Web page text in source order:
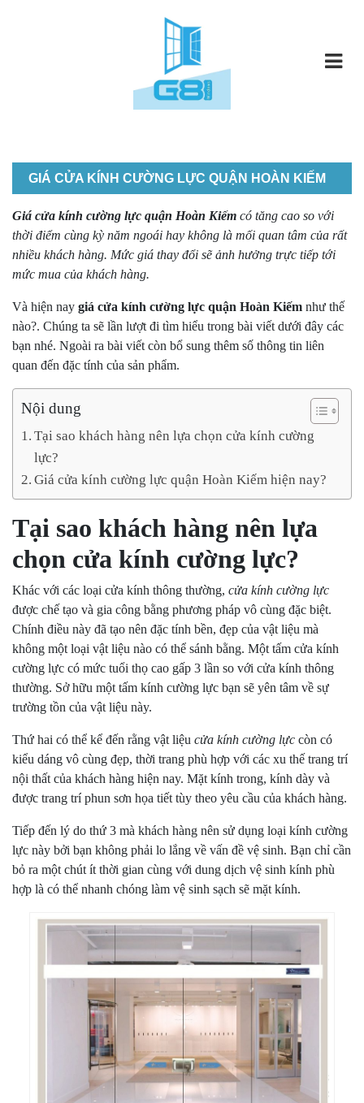
GIÁ CỬA KÍNH CƯỜNG LỰC QUẬN HOÀN KIẾM
Giá cửa kính cường lực quận Hoàn Kiếm có tăng cao so với
thời điểm cùng kỳ năm ngoái hay không là mối quan tâm của rất
nhiều khách hàng. Mức giá thay đổi sẽ ảnh hưởng trực tiếp tới
mức mua của khách hàng.
Và hiện nay giá cửa kính cường lực quận Hoàn Kiếm như thế
nào?. Chúng ta sẽ lần lượt đi tìm hiểu trong bài viết dưới đây các
bạn nhé. Ngoài ra bài viết còn bổ sung thêm số thông tin liên
quan đến đặc tính của sản phẩm.
Nội dung
Tại sao khách hàng nên lựa chọn cửa kính cường
lực?
Giá cửa kính cường lực quận Hoàn Kiếm hiện nay?
Tại sao khách hàng nên lựa
chọn cửa kính cường lực?
Khác với các loại cửa kính thông thường, cửa kính cường lực
được chế tạo và gia công bằng phương pháp vô cùng đặc biệt.
Chính điều này đã tạo nên đặc tính bền, đẹp của vật liệu mà
không một loại vật liệu nào có thể sánh bằng. Một tấm cửa kính
cường lực có mức tuổi thọ cao gấp 3 lần so với cửa kính thông
thường. Sở hữu một tấm kính cường lực bạn sẽ yên tâm về sự
trường tồn của vật liệu này.
Thứ hai có thể kể đến rằng vật liệu cửa kính cường lực còn có
kiểu dáng vô cùng đẹp, thời trang phù hợp với các xu thế trang trí
nội thất của khách hàng hiện nay. Mặt kính trong, kính dày và
được trang trí phun sơn họa tiết tùy theo yêu cầu của khách hàng.
Tiếp đến lý do thứ 3 mà khách hàng nên sử dụng loại kính cường
lực này bởi bạn không phải lo lắng về vấn đề vệ sinh. Bạn chỉ cần
bỏ ra một chút ít thời gian cùng với dung dịch vệ sinh kính phù
hợp là có thể nhanh chóng làm vệ sinh sạch sẽ mặt kính.